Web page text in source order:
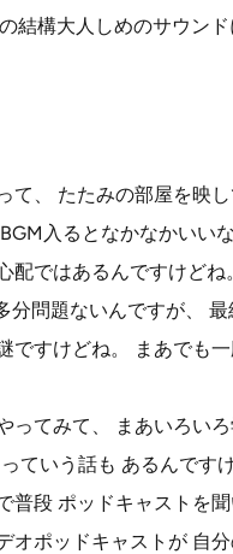
結構大人しめのサウンド
て、 たたみの部屋を映し
入るとなかなかいい
ではあるんですけどね。
問題ないんですが、
ですけどね。 まあでも
てみて、 まあいろいろ
ていう話も あるんですけ
普段 ポッドキャストを聞
ポッドキャストが 自